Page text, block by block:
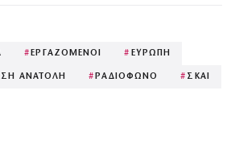
# ΕΡΓΑΖΟΜΕΝΟΙ # ΕΥΡΩΠΗ
ΑΝΑΤΟΛΗ # ΡΑΔΙΟΦΩΝΟ # ΣΚΑΙ